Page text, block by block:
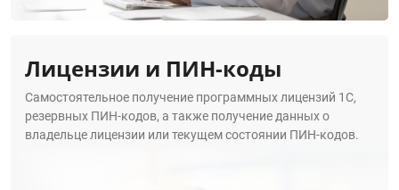
Лицензии и ПИН-коды
Самостоятельное получение программных лицензий 1С,
резервных ПИН-кодов, а также получение данных о
владельце лицензии или текущем состоянии ПИН-кодов.